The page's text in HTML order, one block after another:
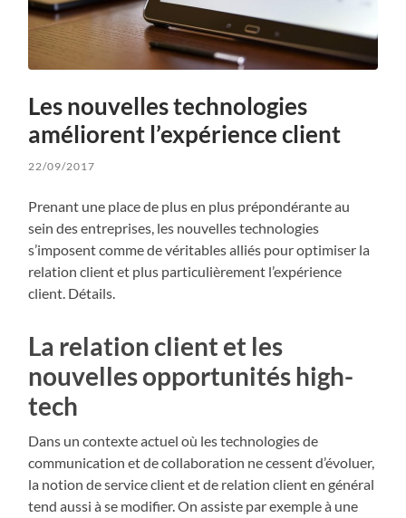
Les nouvelles technologies
améliorent l’expérience client
22/09/2017
Prenant une place de plus en plus prépondérante au
sein des entreprises, les nouvelles technologies
s’imposent comme de véritables alliés pour optimiser la
relation client et plus particulièrement l’expérience
client. Détails.
La relation client et les
nouvelles opportunités high-
tech
Dans un contexte actuel où les technologies de
communication et de collaboration ne cessent d’évoluer,
la notion de service client et de relation client en général
tend aussi à se modifier. On assiste par exemple à une